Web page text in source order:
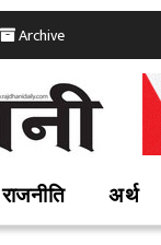
Archive
राजनीति अर्थ